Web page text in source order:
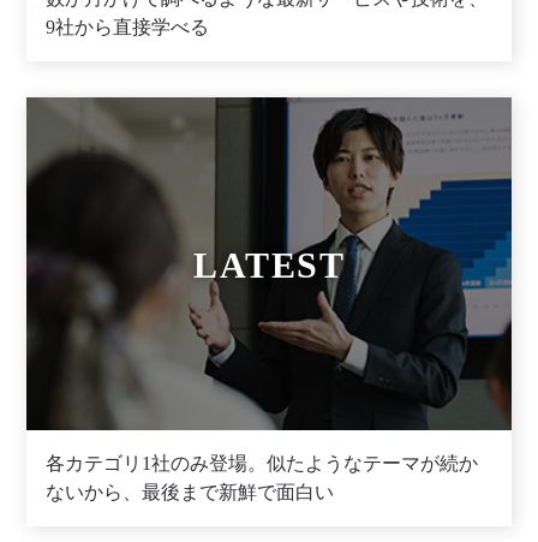
9社から直接学べる
LATEST
各カテゴリ1社のみ登場。似たようなテーマが続か
ないから、最後まで新鮮で面白い